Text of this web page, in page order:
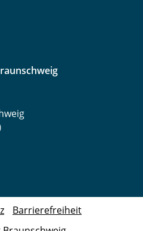
Barrierefreiheit